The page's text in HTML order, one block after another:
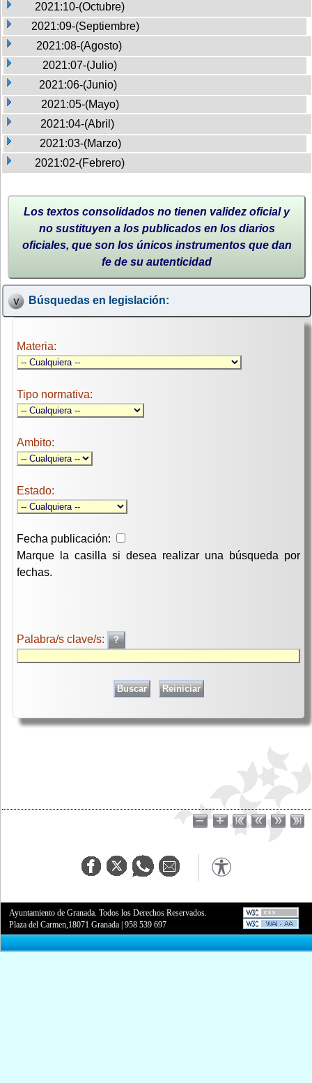
2021:10-(Octubre)
2021:09-(Septiembre)
2021:08-(Agosto)
2021:07-(Julio)
2021:06-(Junio)
2021:05-(Mayo)
2021:04-(Abril)
2021:03-(Marzo)
2021:02-(Febrero)
Los textos consolidados no tienen validez oficial y
no sustituyen a los publicados en los diarios
oficiales, que son los únicos instrumentos que dan
fe de su autenticidad
Búsquedas en legislación:
Materia:
Tipo normativa:
Ambito:
Estado:
Fecha publicación:
Marque la casilla si desea realizar una búsqueda por
fechas.
Palabra/s clave/s:
Ayuntamiento de Granada. Todos los Derechos Reservados.
Plaza del Carmen,18071 Granada |958 539 697